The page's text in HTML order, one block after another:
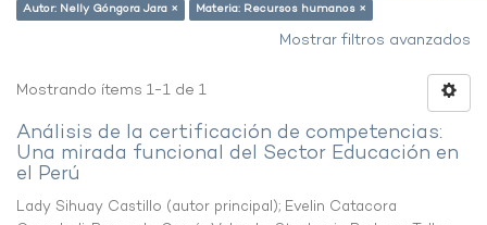
Autor: Nelly Góngora Jara ×
Materia: Recursos humanos ×
Mostrar filtros avanzados
Mostrando ítems 1-1 de 1
Análisis de la certificación de competencias:
Una mirada funcional del Sector Educación en
el Perú
Lady Sihuay Castillo (autor principal); Evelin Catacora